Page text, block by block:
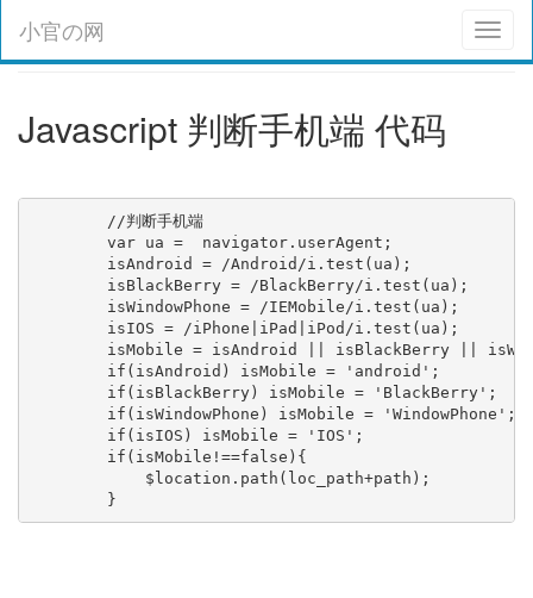
小官の网
Javascript 判断手机端 代码
//判断手机端
var ua =  navigator.userAgent;
isAndroid = /Android/i.test(ua);
isBlackBerry = /BlackBerry/i.test(ua);
isWindowPhone = /IEMobile/i.test(ua);
isIOS = /iPhone|iPad|iPod/i.test(ua);
isMobile = isAndroid || isBlackBerry ||
if(isAndroid) isMobile = 'android';
if(isBlackBerry) isMobile = 'BlackBerry';
if(isWindowPhone) isMobile = 'WindowPhone';
if(isIOS) isMobile = 'IOS';
if(isMobile!==false){
$location.path(loc_path+path);
}